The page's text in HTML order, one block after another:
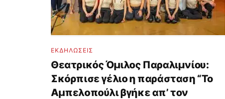
ΕΚΔΗΛΩΣΕΙΣ
Θεατρικός Όμιλος Παραλιμνίου:
Σκόρπισε γέλιο η παράσταση “Το
Αμπελοπούλι βγήκε απ’ τον